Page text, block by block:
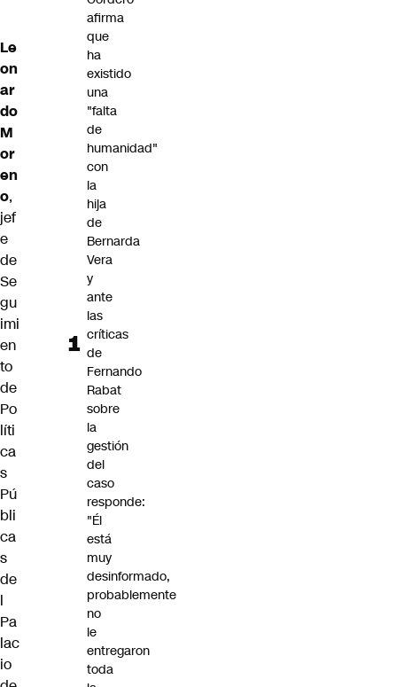
Le
on
ar
do
M
or
en
o,
jef
e
de
Se
gu
imi
en
to
de
Po
líti
ca
s
Pú
bli
ca
s
de
l
Pa
lac
io
afirma
que
ha
existido
una
"falta
de
humanidad"
con
la
hija
de
Bernarda
Vera
y
ante
las
críticas
de
Fernando
Rabat
sobre
la
gestión
del
caso
responde:
"Él
está
muy
desinformado,
probablemente
no
le
entregaron
toda